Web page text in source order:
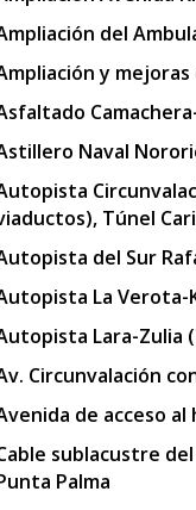
del
y
Naval
Túnel
del Sur
La Verota-
Lara-Zulia
Circunvalación
de acceso
sublacustre
Palma